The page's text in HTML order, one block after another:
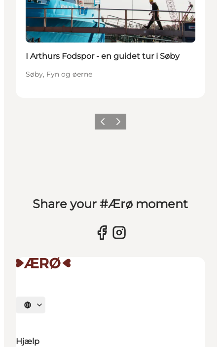
I Arthurs Fodspor - en guidet tur i Søby
Søby, Fyn og øerne
ForrigeNæste
Share your #Ærø moment
Vælg sprog
Hjælp